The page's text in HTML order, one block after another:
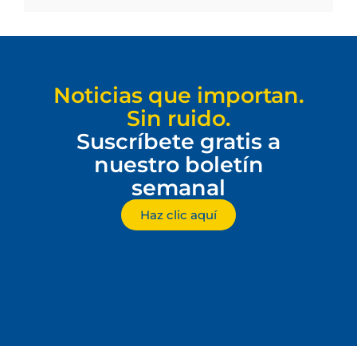
Noticias que importan.
Sin ruido.
Suscríbete gratis a
nuestro boletín
semanal
Haz clic aquí